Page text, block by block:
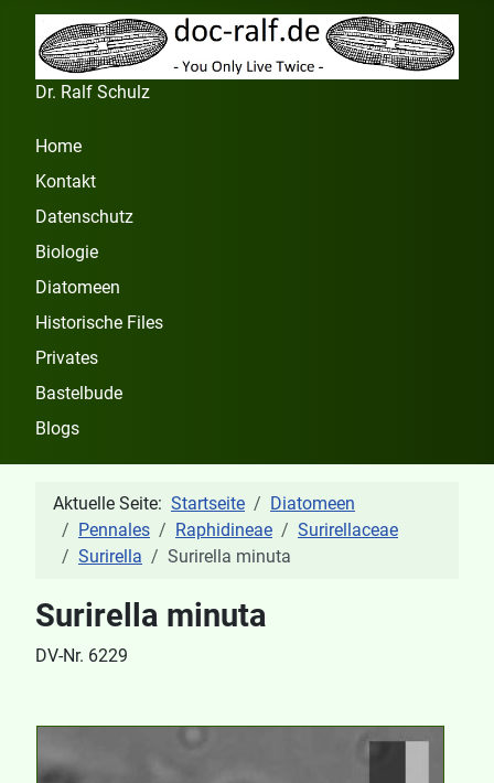
Dr. Ralf Schulz
Home
Kontakt
Datenschutz
Biologie
Diatomeen
Historische Files
Privates
Bastelbude
Blogs
Aktuelle Seite: Startseite
Diatomeen
Pennales
Raphidineae
Surirellaceae
Surirella
Surirella minuta
Surirella minuta
DV-Nr. 6229